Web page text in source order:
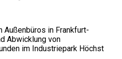
Außenbüros in Frankfurt-
Abwicklung von
im Industriepark Höchst